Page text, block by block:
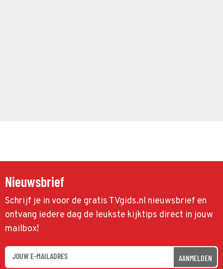
Nieuwsbrief
Schrijf je in voor de gratis TVgids.nl nieuwsbrief en
ontvang iedere dag de leukste kijktips direct in jouw
mailbox!
AANMELDEN